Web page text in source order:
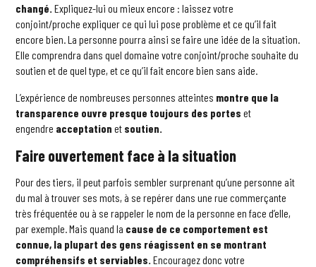
changé. Expliquez-lui ou mieux encore : laissez votre
conjoint/proche expliquer ce qui lui pose problème et ce qu’il fait
encore bien. La personne pourra ainsi se faire une idée de la situation.
Elle comprendra dans quel domaine votre conjoint/proche souhaite du
soutien et de quel type, et ce qu’il fait encore bien sans aide.
L’expérience de nombreuses personnes atteintes montre que la
transparence ouvre presque toujours des portes et
engendre acceptation et soutien.
Faire ouvertement face à la situation
Pour des tiers, il peut parfois sembler surprenant qu’une personne ait
du mal à trouver ses mots, à se repérer dans une rue commerçante
très fréquentée ou à se rappeler le nom de la personne en face d’elle,
par exemple. Mais quand la cause de ce comportement est
connue, la plupart des gens réagissent en se montrant
compréhensifs et serviables. Encouragez donc votre